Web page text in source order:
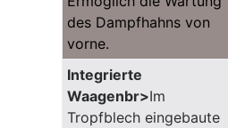
des Dampfhahns von
vorne.
Integrierte
Waagenbr>Im
Tropfblech eingebaute